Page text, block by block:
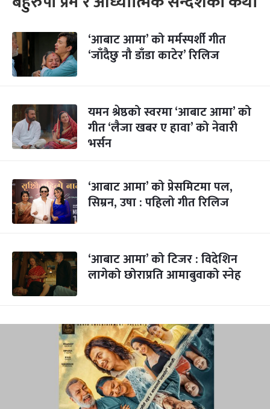
‘आबाट आमा’ को मर्मस्पर्शी गीत
‘जाँदैछु नौ डाँडा काटेर’ रिलिज
यमन श्रेष्ठको स्वरमा ‘आबाट आमा’ को
गीत ‘लैजा खबर ए हावा’ को नेवारी
भर्सन
‘आबाट आमा’ को प्रेसमिटमा पल,
सिम्रन, उषा : पहिलो गीत रिलिज
‘आबाट आमा’ को टिजर : विदेशिन
लागेको छोराप्रति आमाबुवाको स्नेह